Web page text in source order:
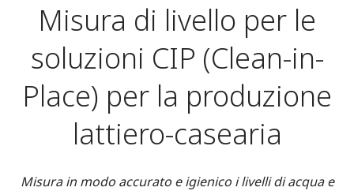
Misura di livello per le
soluzioni CIP (Clean-in-
Place) per la produzione
lattiero-casearia
Misura in modo accurato e igienico i livelli di acqua e